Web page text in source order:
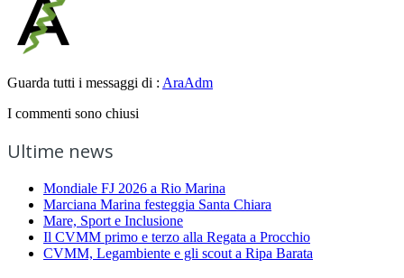
Guarda tutti i messaggi di : AraAdm
I commenti sono chiusi
Ultime news
Mondiale FJ 2026 a Rio Marina
Marciana Marina festeggia Santa Chiara
Mare, Sport e Inclusione
Il CVMM primo e terzo alla Regata a Procchio
CVMM, Legambiente e gli scout a Ripa Barata